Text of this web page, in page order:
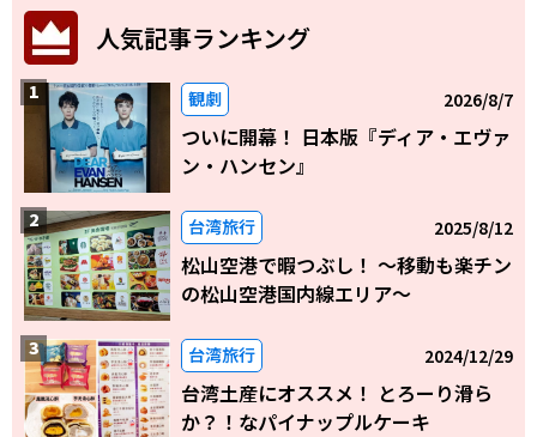
人気記事ランキング
観劇 2026/8/7
ついに開幕！ 日本版『ディア・エヴァ
ン・ハンセン』
台湾旅行 2025/8/12
松山空港で暇つぶし！ 〜移動も楽チン
の松山空港国内線エリア～
台湾旅行 2024/12/29
台湾土産にオススメ！ とろーり滑ら
か？！なパイナップルケーキ